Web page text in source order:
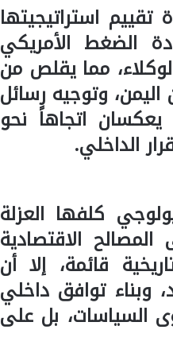
استراتيجيتها
الضغط الأمريكي
مما يقلص من
وتوجيه رسائل
يعكسان اتجاهاً نحو
الداخلي.
كلفها العزلة
الاقتصادية
قائمة، إلا أن
وبناء توافق داخلي
السياسات، بل على